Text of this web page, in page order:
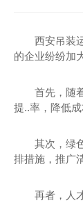
西安吊装
的企业纷纷加
首先，随
提..率，降低
其次，绿
排措施，推广
再者，人